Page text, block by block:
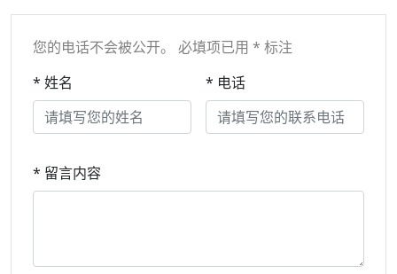
您的电话不会被公开。 必填项已用 * 标注
* 姓名
* 电话
* 留言内容